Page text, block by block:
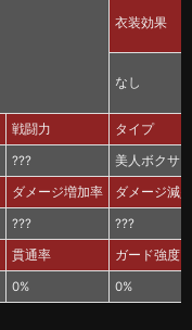
衣装効果
なし
戦闘力 タイプ
??? 美人ボクサ
ダメージ増加率 ダメージ減
??? ???
貫通率 ガード強度
0% 0%